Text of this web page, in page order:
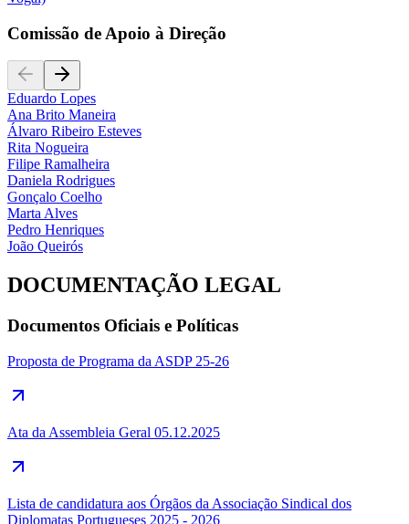
Comissão de Apoio à Direção
Eduardo Lopes
Ana Brito Maneira
Álvaro Ribeiro Esteves
Rita Nogueira
Filipe Ramalheira
Daniela Rodrigues
Gonçalo Coelho
Marta Alves
Pedro Henriques
João Queirós
DOCUMENTAÇÃO LEGAL
Documentos Oficiais e Políticas
Proposta de Programa da ASDP 25-26
Ata da Assembleia Geral 05.12.2025
Lista de candidatura aos Órgãos da Associação Sindical dos
Diplomatas Portugueses 2025 - 2026